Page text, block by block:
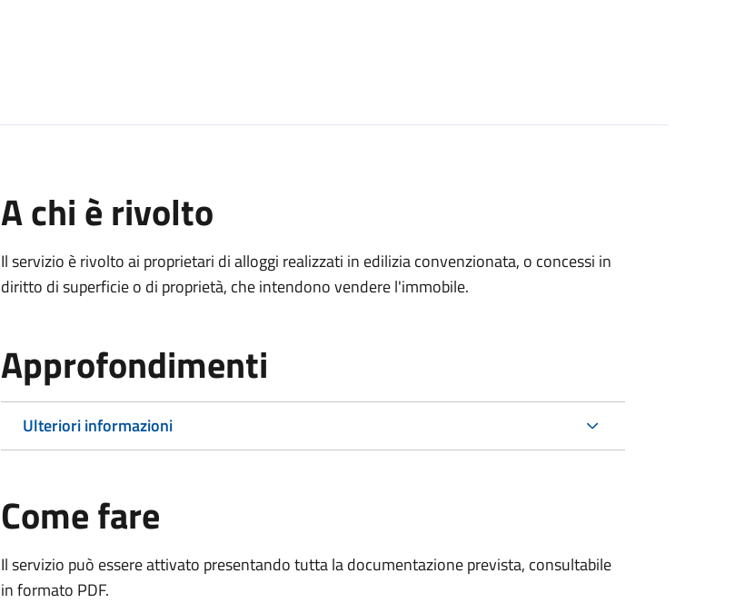
A chi è rivolto
Il servizio è rivolto ai proprietari di alloggi realizzati in edilizia convenzionata, o concessi in
diritto di superficie o di proprietà, che intendono vendere l'immobile.
Approfondimenti
Ulteriori informazioni
Come fare
Il servizio può essere attivato presentando tutta la documentazione prevista, consultabile
in formato PDF.